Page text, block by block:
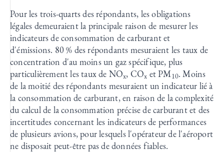
Pour les trois-quarts des répondants, les obligations
légales demeuraient la principale raison de mesurer les
indicateurs de consommation de carburant et
d'émissions. 80 % des répondants mesuraient les taux de
concentration d'au moins un gaz spécifique, plus
particulièrement les taux de NOx, COx et PM10. Moins
de la moitié des répondants mesuraient un indicateur lié à
la consommation de carburant, en raison de la complexité
du calcul de la consommation précise de carburant et des
incertitudes concernant les indicateurs de performances
de plusieurs avions, pour lesquels l'opérateur de l'aéroport
ne disposait peut-être pas de données fiables.